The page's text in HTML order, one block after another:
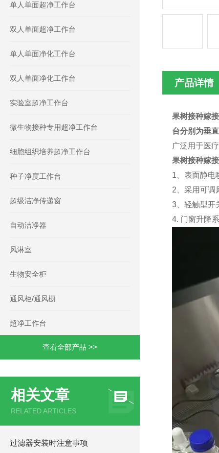
单人单面超净工作台
双人单面超净工作台
单人单面净化工作台
双人单面净化工作台
实验室超净工作台
微生物接种专用超净工作台
细胞组织培养超净工作台
种子净度工作台
超级洁净传递窗
自动洁净器
风淋室
生物安全柜
通风柜/通风橱
超净工作台
查看全部产品 >>
相关文章
RELATED ARTICLES
过滤器安装时注意事项
产品详情
果树接种嫁
台分别为垂
广泛用于医
果树接种嫁
1、表面静电
2、采用可调
3、轻触型开
4. 门窗升降